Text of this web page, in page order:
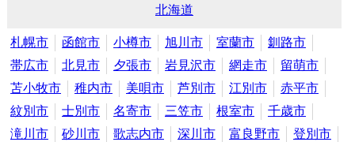
北海道
札幌市 函館市 小樽市 旭川市 室蘭市
釧路市
帯広市
北見市 夕張市 岩見沢市 網走市
留萌市
苫小牧市
稚内市 美唄市 芦別市 江別市
赤平市
紋別市
士別市 名寄市 三笠市 根室市
千歳市
滝川市
砂川市 歌志内市 深川市 富良野市
登別市